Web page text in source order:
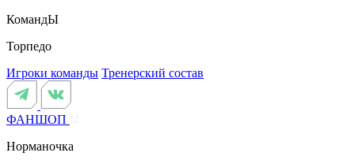
КомандЫ
Торпедо
Игроки команды Тренерский состав
ФАНШОП
Норманочка